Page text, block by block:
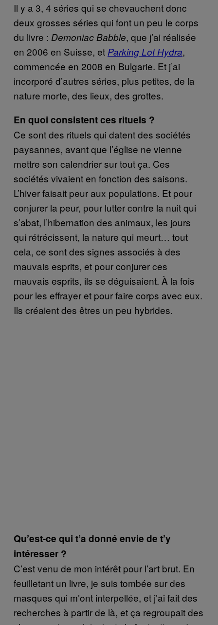
Il y a 3, 4 séries qui se chevauchent donc
deux grosses séries qui font un peu le corps
du livre : Demoniac Babble, que j’ai réalisée
en 2006 en Suisse, et Parking Lot Hydra,
commencée en 2008 en Bulgarie. Et j’ai
incorporé d’autres séries, plus petites, de la
nature morte, des lieux, des grottes.
En quoi consistent ces rituels ?
Ce sont des rituels qui datent des sociétés
paysannes, avant que l’église ne vienne
mettre son calendrier sur tout ça. Ces
sociétés vivaient en fonction des saisons.
L’hiver faisait peur aux populations. Et pour
conjurer la peur, pour lutter contre la nuit qui
s’abat, l’hibernation des animaux, les jours
qui rétrécissent, la nature qui meurt… tout
cela, ce sont des signes associés à des
mauvais esprits, et pour conjurer ces
mauvais esprits, ils se déguisaient. À la fois
pour les effrayer et pour faire corps avec eux.
Ils créaient des êtres un peu hybrides.
Qu’est-ce qui t’a donné envie de t’y
intéresser ?
C’est venu de mon intérêt pour l’art brut. En
feuilletant un livre, je suis tombée sur des
masques qui m’ont interpellée, et j’ai fait des
recherches à partir de là, et ça regroupait des